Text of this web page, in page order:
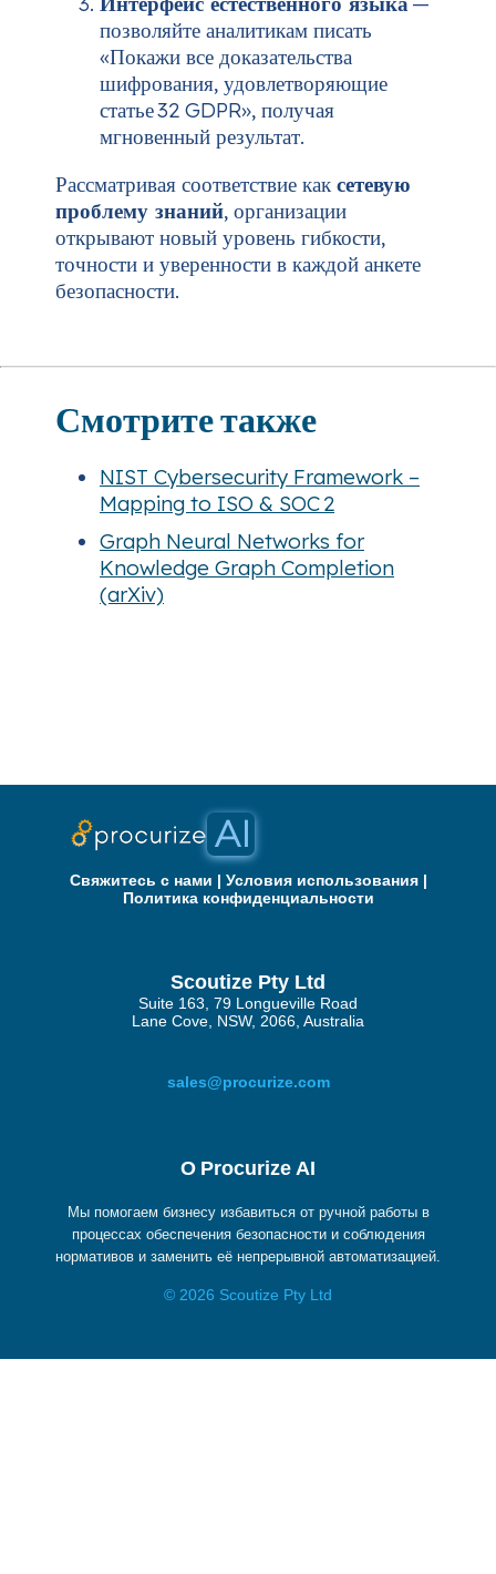
позволяйте аналитикам писать
«Покажи все доказательства
шифрования, удовлетворяющие
статье 32 GDPR», получая
мгновенный результат.
Рассматривая соответствие как сетевую
проблему знаний, организации
открывают новый уровень гибкости,
точности и уверенности в каждой анкете
безопасности.
Смотрите также
NIST Cybersecurity Framework –
Mapping to ISO & SOC 2
Graph Neural Networks for
Knowledge Graph Completion
(arXiv)
Свяжитесь с нами | Условия использования|
Политика конфиденциальности
Scoutize Pty Ltd
Suite 163, 79 Longueville Road
Lane Cove, NSW, 2066, Australia
sales@procurize.com
О Procurize AI
Мы помогаем бизнесу избавиться от ручной работы в
процессах обеспечения безопасности и соблюдения
нормативов и заменить её непрерывной автоматизацией.
© 2026 Scoutize Pty Ltd